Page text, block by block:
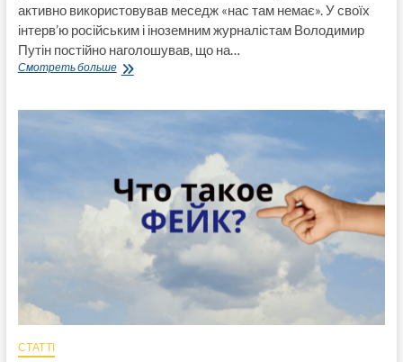
активно використовував меседж «нас там немає». У своїх
інтерв’ю російським і іноземним журналістам Володимир
Путін постійно наголошував, що на…
Смотреть большеВідомий
роки
стояв
«шахтарями
та
трактористами»
СТАТТІ